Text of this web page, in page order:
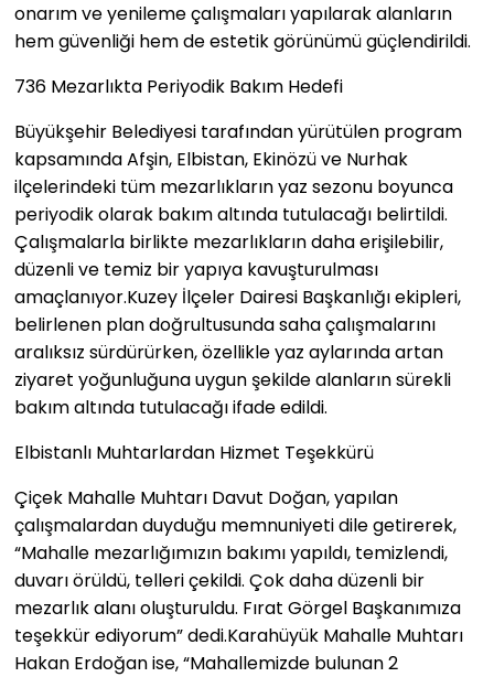
onarım ve yenileme çalışmaları yapılarak alanların
hem güvenliği hem de estetik görünümü güçlendirildi.
736 Mezarlıkta Periyodik Bakım Hedefi
Büyükşehir Belediyesi tarafından yürütülen program
kapsamında Afşin, Elbistan, Ekinözü ve Nurhak
ilçelerindeki tüm mezarlıkların yaz sezonu boyunca
periyodik olarak bakım altında tutulacağı belirtildi.
Çalışmalarla birlikte mezarlıkların daha erişilebilir,
düzenli ve temiz bir yapıya kavuşturulması
amaçlanıyor.Kuzey İlçeler Dairesi Başkanlığı ekipleri,
belirlenen plan doğrultusunda saha çalışmalarını
aralıksız sürdürürken, özellikle yaz aylarında artan
ziyaret yoğunluğuna uygun şekilde alanların sürekli
bakım altında tutulacağı ifade edildi.
Elbistanlı Muhtarlardan Hizmet Teşekkürü
Çiçek Mahalle Muhtarı Davut Doğan, yapılan
çalışmalardan duyduğu memnuniyeti dile getirerek,
“Mahalle mezarlığımızın bakımı yapıldı, temizlendi,
duvarı örüldü, telleri çekildi. Çok daha düzenli bir
mezarlık alanı oluşturuldu. Fırat Görgel Başkanımıza
teşekkür ediyorum” dedi.Karahüyük Mahalle Muhtarı
Hakan Erdoğan ise, “Mahallemizde bulunan 2